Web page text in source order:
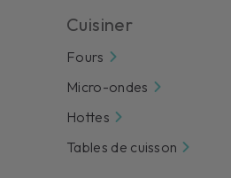
Cuisiner
Fours
Micro-ondes
Hottes
Tables de cuisson